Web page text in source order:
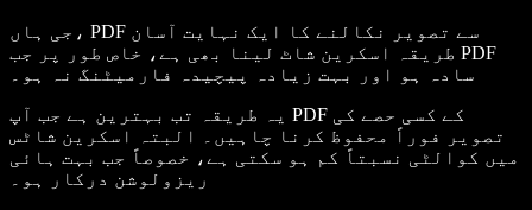
جی ہاں، PDF سے تصویر نکالنے کا ایک نہایت آسان
طریقہ اسکرین شاٹ لینا بھی ہے، خاص طور پر جب PDF
سادہ ہو اور بہت زیادہ پیچیدہ فارمیٹنگ نہ ہو۔
یہ طریقہ تب بہترین ہے جب آپ PDF کے کسی حصے کی
تصویر فوراً محفوظ کرنا چاہیں۔ البتہ اسکرین شاٹس
میں کوالٹی نسبتاً کم ہو سکتی ہے، خصوصاً جب بہت ہائی
ریزولوشن درکار ہو۔